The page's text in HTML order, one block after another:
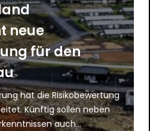
neue
für den
hat die Risikobewertung
Künftig sollen neben
auch...